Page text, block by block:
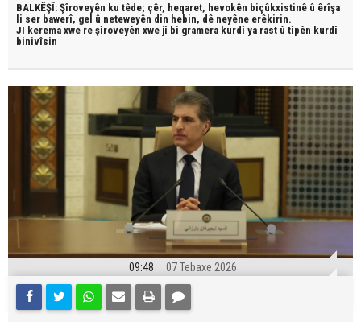
BALKÊŞÎ: Şîroveyên ku têde; çêr, heqaret, hevokên biçûkxistinê û êrîşa
li ser bawerî, gel û neteweyên din hebin, dê neyêne erêkirin.
JI kerema xwe re şîroveyên xwe jî bi gramera kurdî ya rast û tîpên kurdî
binivîsin
09:48 07 Tebaxe 2026